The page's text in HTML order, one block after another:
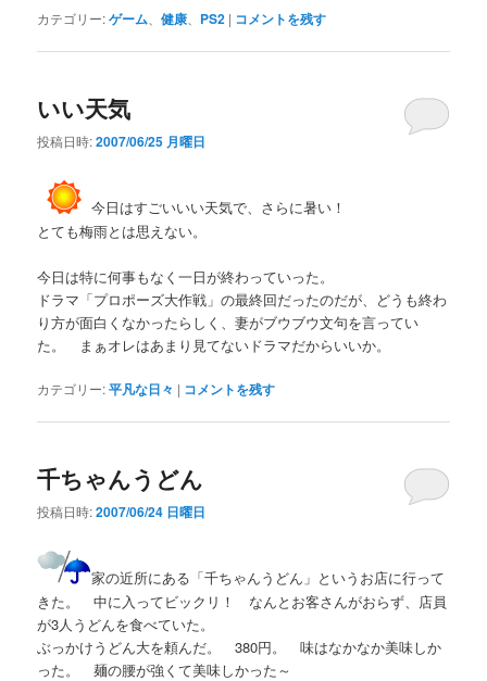
カテゴリー:ゲーム 、健康 PS2 | コメントを残す
いい天気
投稿日時:2007/06/25 月曜日
今日はすごいいい天気で、さらに暑い！
とても梅雨とは思えない。
今日は特に何事もなく一日が終わっていった。
ドラマ「プロポーズ大作戦」の最終回だったのだが、どうも終わ
り方が面白くなかったらしく、妻がブウブウ文句を言ってい
た。 まぁオレはあまり見てないドラマだからいいか。
カテゴリー:平凡な日々 | コメントを残す
千ちゃんうどん
投稿日時:2007/06/24 日曜日
家の近所にある「千ちゃんうどん」というお店に行って
きた。 中に入ってビックリ！ なんとお客さんがおらず、店員
が3人うどんを食べていた。
ぶっかけうどん大を頼んだ。 380円。 味はなかなか美味しか
った。 麺の腰が強くて美味しかった～